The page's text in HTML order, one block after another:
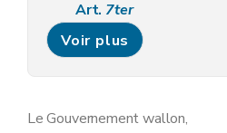
Art. 7ter
Art. 8
Art.8bis
Art. 9
Section 2 En matière d'information et de sensibilisation à
Voir plus
Le Gouvernement wallon,